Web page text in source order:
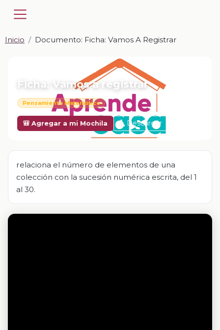
Inicio Documento: Ficha: Vamos A Registrar
📎 DOCUMENTO · DOCX
Ficha: Vamos a registrar
Pensamiento Matemático
🎒 Agregar a mi Mochila Descargar
relaciona el número de elementos de una
colección con la sucesión numérica escrita, del 1
al 30.